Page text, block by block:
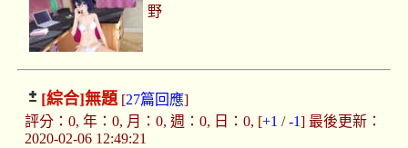
野
[綜合]無題[27篇回應]
評分：0, 年：0, 月：0, 週：0, 日：0, [+1 /-1] 最後更新：
2020-02-06 12:49:21